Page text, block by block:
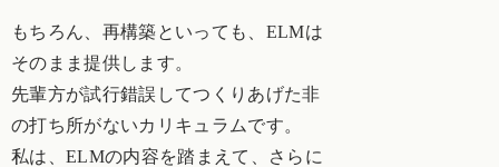
もちろん、再構築といっても、ELMは
そのまま提供します。
先輩方が試行錯誤してつくりあげた非
の打ち所がないカリキュラムです。
私は、ELMの内容を踏まえて、さらに